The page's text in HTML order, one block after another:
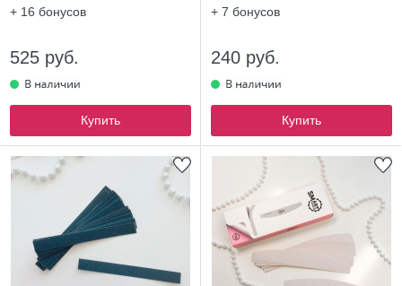
+ 16 бонусов
525 руб.
Купить
+ 7 бонусов
240 руб.
Купить